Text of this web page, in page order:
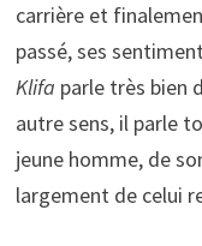
carrière et
passé, ses
Klifa parle très bien
autre sens, il parle
jeune homme, de
largement de celui